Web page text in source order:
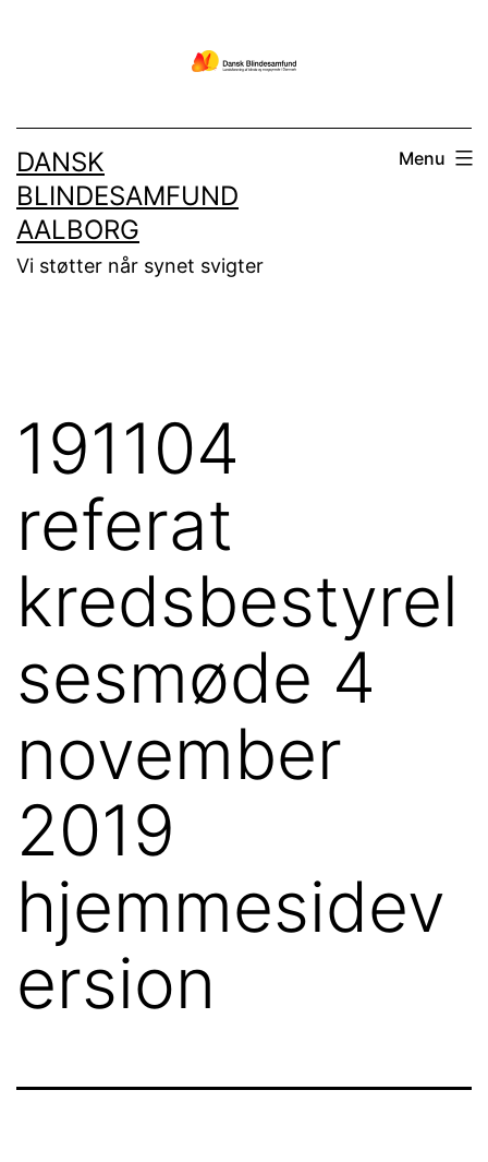
DANSK
BLINDESAMFUND
AALBORG
Vi støtter når synet svigter
Menu
191104
referat
kredsbestyrel
sesmøde 4
november
2019
hjemmesidev
ersion